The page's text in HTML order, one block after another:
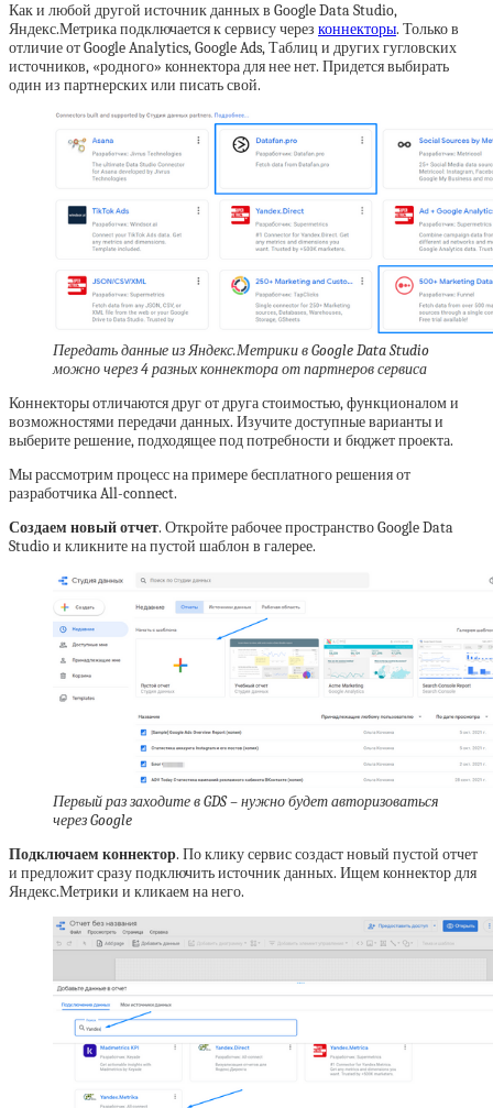
Как и любой другой источник данных в Google Data Studio,
Яндекс.Метрика подключается к сервису через коннекторы. Только в
отличие от Google Analytics, Google Ads, Таблиц и других гугловских
источников, «родного» коннектора для нее нет. Придется выбирать
один из партнерских или писать свой.
Передать данные из Яндекс.Метрики в Google Data Studio
можно через 4 разных коннектора от партнеров сервиса
Коннекторы отличаются друг от друга стоимостью, функционалом и
возможностями передачи данных. Изучите доступные варианты и
выберите решение, подходящее под потребности и бюджет проекта.
Мы рассмотрим процесс на примере бесплатного решения от
разработчика All-connect.
Создаем новый отчет. Откройте рабочее пространство Google Data
Studio и кликните на пустой шаблон в галерее.
Первый раз заходите в GDS – нужно будет авторизоваться
через Google
Подключаем коннектор. По клику сервис создаст новый пустой отчет
и предложит сразу подключить источник данных. Ищем коннектор для
Яндекс.Метрики и кликаем на него.